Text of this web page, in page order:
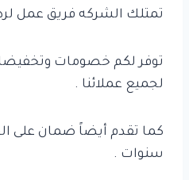
تمتلك الشركه فريق عمل
توفر لكم خصومات
لجميع عملائنا .
كما تقدم أيضاً ضمان على
سنوات .